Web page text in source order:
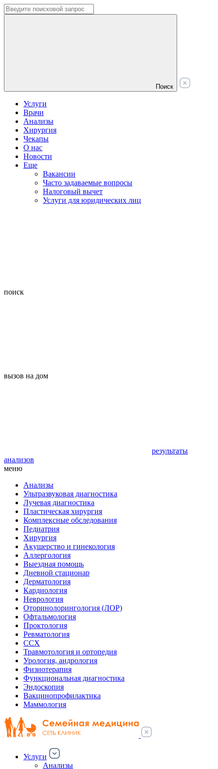
Поиск
Услуги
Врачи
Анализы
Хирургия
Чекапы
О нас
Новости
Еще
Вакансии
Часто задаваемые вопросы
Налоговый вычет
Услуги для юридических лиц
поиск
вызов на дом
результаты
анализов
меню
Анализы
Ультразвуковая диагностика
Лучевая диагностика
Пластическая хирургия
Комплексные обследования
Педиатрия
Хирургия
Акушерство и гинекология
Аллергология
Выездная помощь
Дневной стационар
Дерматология
Кардиология
Неврология
Оторинолорингология (ЛОР)
Офтальмология
Проктология
Ревматология
ССХ
Травмотология и ортопедия
Урология, андрология
Физиотерапия
Функциональная диагностика
Эндоскопия
Вакцинопрофилактика
Маммология
Услуги
Анализы